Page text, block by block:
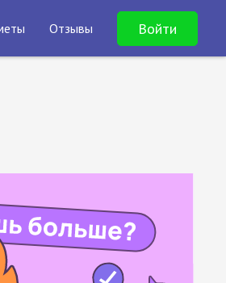
Отзывы Войти